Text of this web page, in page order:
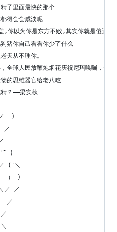
子里面最快的那个
得尝尝咸淡呢
,你以为你是东方不败,其实你就是傻逼
猪你自己看看你少了什么
天从不理你。
全球人民放鞭炮烟花庆祝尼玛嘎嘣，今
的思维器官给老八吃
？——梁实秋
)
('＼
） )
／ ／
／